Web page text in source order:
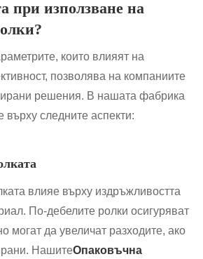
при използване на
които влияят на
позволява на компаниите
решения. В нашата фабрика
следните аспекти:
влияе върху издръжливостта
По-дебелите ролки осигуряват
могат да увеличат разходите, ако
НашитеОпаковъчна